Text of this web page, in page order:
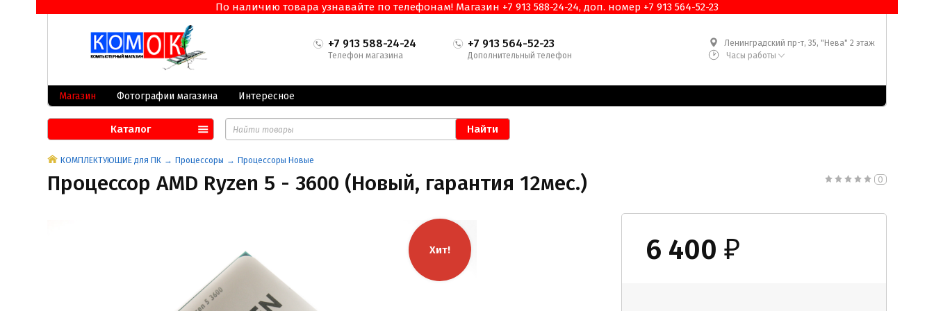
По наличию товара узнавайте по телефонам! Магазин +7 913 588-24-24, доп. номер +7 913 564-52-23
+7 913 588-24-24
Телефон магазина
+7 913 564-52-23
Дополнительный телефон
Ленинградский пр-т, 35, "Нева" 2 этаж
Часы работы
Магазин Фотографии магазина Интересное
Каталог
КОМПЛЕКТУЮЩИЕ для ПК Процессоры Процессоры Новые
Процессор AMD Ryzen 5 - 3600 (Новый, гарантия 12мес.) 0
Хит! 6 400 ₽